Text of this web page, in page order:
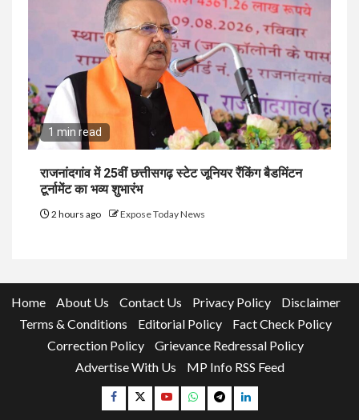
1 min read
राजनांदगांव में 25वीं छत्तीसगढ़ स्टेट जूनियर रैंकिंग बैडमिंटन
टूर्नामेंट का भव्य शुभारंभ
2 hours ago Expose Today News
Home About Us Contact Us Privacy Policy
Disclaimer
Terms & Conditions
Editorial Policy
Fact Check Policy
Correction Policy
Grievance Redressal Policy
Advertise With Us
MP Info RSS Feed
Facebook
TwitterYouTubeWhatsapp
TelegramLinkedin